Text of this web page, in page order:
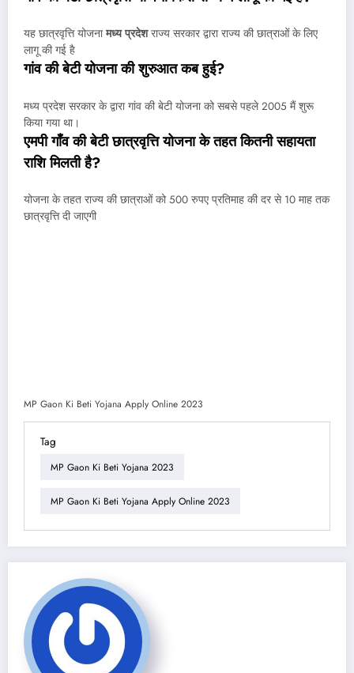
यह छात्रवृत्ति योजनामध्य प्रदेशराज्य सरकार द्वारा राज्य की छात्राओं के लिए
लागू की गई है
गांव की बेटी योजना की शुरुआत कब हुई?
मध्य प्रदेश सरकार के द्वारा गांव की बेटी योजना को सबसे पहले 2005 मैं शुरू
किया गया था।
एमपी गाँव की बेटी छात्रवृत्ति योजना के तहत कितनी सहायता
राशि मिलती है?
योजना के तहत राज्य की छात्राओं को 500 रुपए प्रतिमाह की दर से 10 माह तक
छात्रवृत्ति दी जाएगी
MP Gaon Ki Beti Yojana Apply Online 2023
Tag
MP Gaon Ki Beti Yojana 2023
MP Gaon Ki Beti Yojana Apply Online 2023